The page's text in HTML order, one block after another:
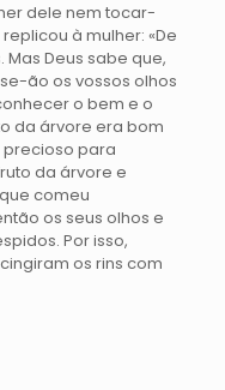
dele nem tocar-
à mulher: «De
Deus sabe que,
ão os vossos olhos
o bem e o
da árvore era bom
para
da árvore e
comeu
os seus olhos e
Por isso,
os rins com